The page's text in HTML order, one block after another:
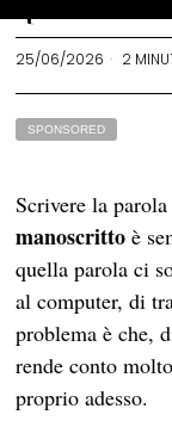
25/06/2026 2
SPONSORED
Scrivere la
manoscritto è
quella parola ci
al computer, di
problema è che,
rende conto
proprio adesso.